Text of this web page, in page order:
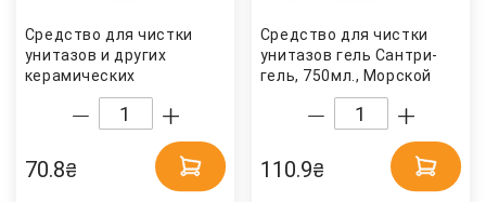
Средство для чистки
унитазов и других
керамических
поверхностей 900мл.
Актив гель Теза
70.8₴
Средство для чистки
унитазов гель Сантри-
гель, 750мл., Морской
бриз МилаМ
110.9₴